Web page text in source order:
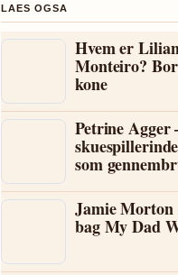
LAES OGSA
Hvem er
Monteiro?
kone
Petrine Agger
som
Jamie Morton
bag My Dad